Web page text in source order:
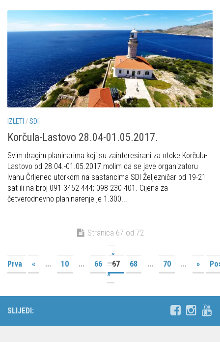
IZLETI /SDI
Korčula-Lastovo 28.04-01.05.2017.
Svim dragim planinarima koji su zainteresirani za otoke Korčulu-
Lastovo od 28.04.-01.05.2017.molim da se jave organizatoru
Ivanu Črljenec utorkom na sastancima SDI Željezničar od 19-21
sat ili na broj 091 3452 444; 098 230 401. Cijena za
četverodnevno planinarenje je 1.300...
Stranica 67 od 72
«
Prva
« ... 10 ... 66 67 68 ... 70 ... »
»
SLIJEDI: